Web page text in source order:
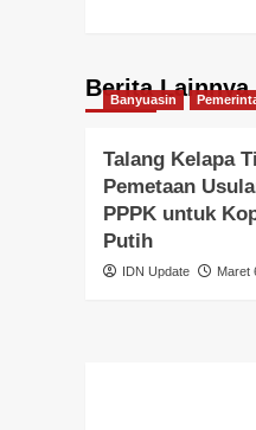
Berita Lainnya
Banyuasin
Talang Kelapa
Pemetaan
PPPK untuk
Putih
IDN Update Maret